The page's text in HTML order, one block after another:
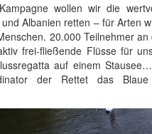
wollen wir die
Albanien retten – für Arten
20.000 Teilnehmer an
frei-fließende Flüsse für
auf einem
der Rettet das